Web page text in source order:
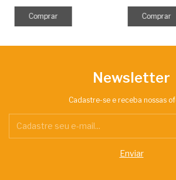
Newsletter
Cadastre-se e receba nossas